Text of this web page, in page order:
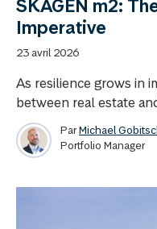
SKAGEN m2:
Imperative
23 avril 2026
As resilience grows in
between real estate
ParMichael
Portfolio Manager